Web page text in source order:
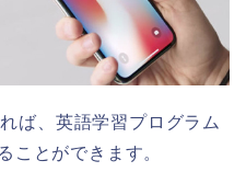
ば、英語学習プログラム
ことができます。